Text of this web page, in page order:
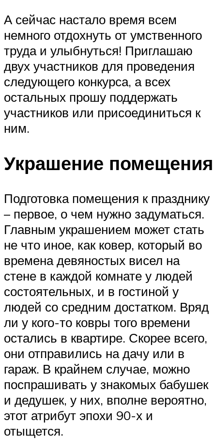
А сейчас настало время всем
немного отдохнуть от умственного
труда и улыбнуться! Приглашаю
двух участников для проведения
следующего конкурса, а всех
остальных прошу поддержать
участников или присоединиться к
ним.
Украшение помещения
Подготовка помещения к празднику
– первое, о чем нужно задуматься.
Главным украшением может стать
не что иное, как ковер, который во
времена девяностых висел на
стене в каждой комнате у людей
состоятельных, и в гостиной у
людей со средним достатком. Вряд
ли у кого-то ковры того времени
остались в квартире. Скорее всего,
они отправились на дачу или в
гараж. В крайнем случае, можно
поспрашивать у знакомых бабушек
и дедушек, у них, вполне вероятно,
этот атрибут эпохи 90-х и
отыщется.